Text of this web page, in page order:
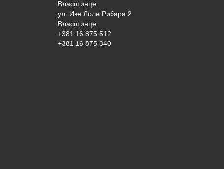
Власотинце
ул. Иве Лоле Рибара 2
Власотинце
+381 16 875 512
+381 16 875 340